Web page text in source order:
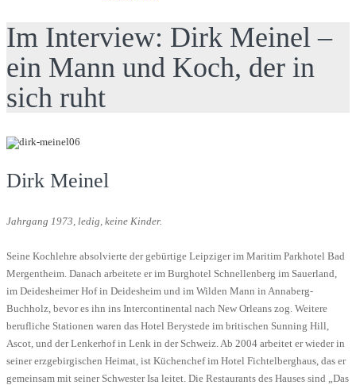
Im Interview: Dirk Meinel –
ein Mann und Koch, der in
sich ruht
Dirk Meinel
Jahrgang 1973, ledig, keine Kinder.
Seine Kochlehre absolvierte der gebürtige Leipziger im Maritim Parkhotel Bad
Mergentheim. Danach arbeitete er im Burghotel Schnellenberg im Sauerland,
im Deidesheimer Hof in Deidesheim und im Wilden Mann in Annaberg-
Buchholz, bevor es ihn ins Intercontinental nach New Orleans zog. Weitere
berufliche Stationen waren das Hotel Berystede im britischen Sunning Hill,
Ascot, und der Lenkerhof in Lenk in der Schweiz. Ab 2004 arbeitet er wieder in
seiner erzgebirgischen Heimat, ist Küchenchef im Hotel Fichtelberghaus, das er
gemeinsam mit seiner Schwester Isa leitet. Die Restaurants des Hauses sind „Das